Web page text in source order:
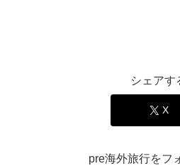
シェアす
X
pre海外旅行をフ